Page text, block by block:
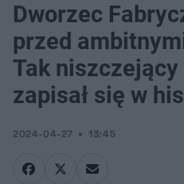
niszczejący budynek zapisał się w
Dworzec
przed
Tak
zapisał się w
2024-04-27 13:45